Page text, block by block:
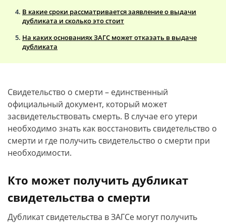
В какие сроки рассматривается заявление о выдачи
дубликата и сколько это стоит
На каких основаниях ЗАГС может отказать в выдаче
дубликата
Свидетельство о смерти – единственный
официальный документ, который может
засвидетельствовать смерть. В случае его утери
необходимо знать как восстановить свидетельство о
смерти и где получить свидетельство о смерти при
необходимости.
Кто может получить дубликат
свидетельства о смерти
Дубликат свидетельства в ЗАГСе могут получить